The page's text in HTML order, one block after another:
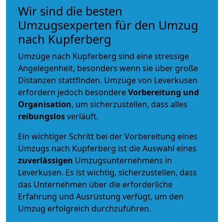
Wir sind die besten
Umzugsexperten für den Umzug
nach Kupferberg
Umzüge nach Kupferberg sind eine stressige
Angelegenheit, besonders wenn sie über große
Distanzen stattfinden. Umzüge von Leverkusen
erfordern jedoch besondereVorbereitung und
Organisation, um sicherzustellen, dass alles
reibungslosverläuft.
Ein wichtiger Schritt bei der Vorbereitung eines
Umzugs nach Kupferberg ist die Auswahl eines
zuverlässigen Umzugsunternehmens in
Leverkusen. Es ist wichtig, sicherzustellen, dass
das Unternehmen über die erforderliche
Erfahrung und Ausrüstung verfügt, um den
Umzug erfolgreich durchzuführen.